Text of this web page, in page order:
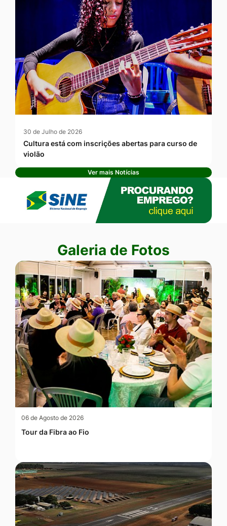
30 de Julho de 2026
Cultura está com inscrições abertas para curso de
violão
Ver mais Notícias
Seção Galeria de Fotos
Galeria de Fotos
06 de Agosto de 2026
Tour da Fibra ao Fio